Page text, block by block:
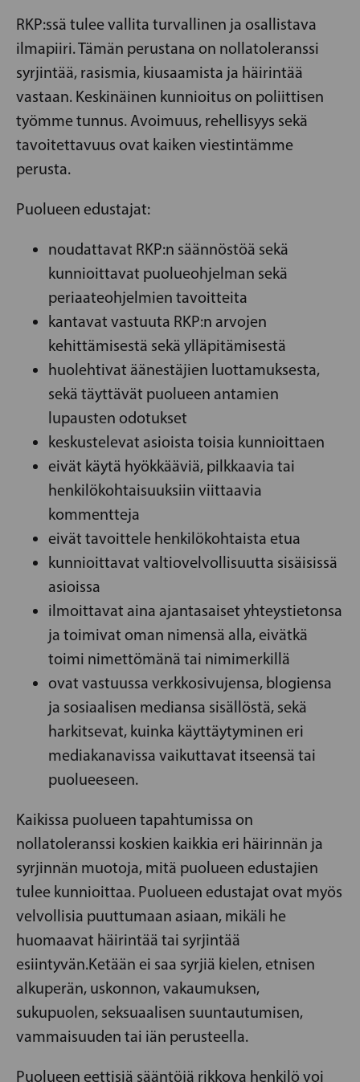
RKP:ssä tulee vallita turvallinen ja osallistava
ilmapiiri. Tämän perustana on nollatoleranssi
syrjintää, rasismia, kiusaamista ja häirintää
vastaan. Keskinäinen kunnioitus on poliittisen
työmme tunnus. Avoimuus, rehellisyys sekä
tavoitettavuus ovat kaiken viestintämme
perusta.
Puolueen edustajat:
noudattavat RKP:n säännöstöä sekä
kunnioittavat puolueohjelman sekä
periaateohjelmien tavoitteita
kantavat vastuuta RKP:n arvojen
kehittämisestä sekä ylläpitämisestä
huolehtivat äänestäjien luottamuksesta,
sekä täyttävät puolueen antamien
lupausten odotukset
keskustelevat asioista toisia kunnioittaen
eivät käytä hyökkääviä, pilkkaavia tai
henkilökohtaisuuksiin viittaavia
kommentteja
eivät tavoittele henkilökohtaista etua
kunnioittavat valtiovelvollisuutta sisäisissä
asioissa
ilmoittavat aina ajantasaiset yhteystietonsa
ja toimivat oman nimensä alla, eivätkä
toimi nimettömänä tai nimimerkillä
ovat vastuussa verkkosivujensa, blogiensa
ja sosiaalisen mediansa sisällöstä, sekä
harkitsevat, kuinka käyttäytyminen eri
mediakanavissa vaikuttavat itseensä tai
puolueeseen.
Kaikissa puolueen tapahtumissa on
nollatoleranssi koskien kaikkia eri häirinnän ja
syrjinnän muotoja, mitä puolueen edustajien
tulee kunnioittaa. Puolueen edustajat ovat myös
velvollisia puuttumaan asiaan, mikäli he
huomaavat häirintää tai syrjintää
esiintyvän.Ketään ei saa syrjiä kielen, etnisen
alkuperän, uskonnon, vakaumuksen,
sukupuolen, seksuaalisen suuntautumisen,
vammaisuuden tai iän perusteella.
Puolueen eettisiä sääntöjä rikkova henkilö voi